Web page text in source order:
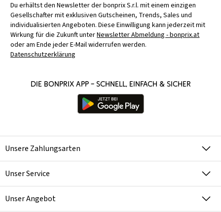
Du erhältst den Newsletter der bonprix S.r.l. mit einem einzigen
Gesellschafter mit exklusiven Gutscheinen, Trends, Sales und
individualisierten Angeboten. Diese Einwilligung kann jederzeit mit
Wirkung für die Zukunft unterNewsletter Abmeldung - bonprix.at
oder am Ende jeder E-Mail widerrufen werden.
Datenschutzerklärung
Die bonprix App – schnell, einfach & sicher
Unsere Zahlungsarten
Unser Service
Unser Angebot